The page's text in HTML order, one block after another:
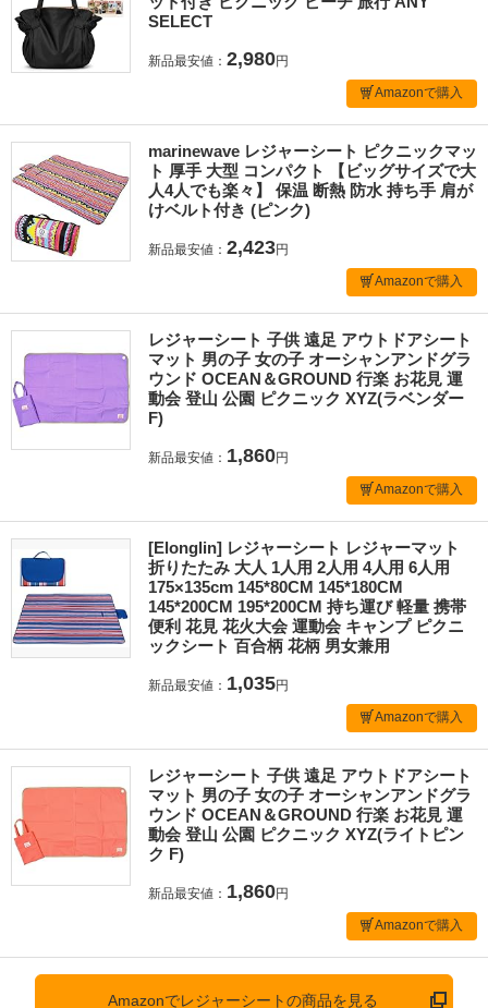
SELECT
新品最安値： 2,980円
Amazonで購入
marinewave レジャーシート ピクニックマッ
ト 厚手 大型 コンパクト 【ビッグサイズで大
人4人でも楽々】 保温 断熱 防水 持ち手 肩が
けベルト付き (ピンク)
新品最安値： 2,423円
Amazonで購入
レジャーシート 子供 遠足 アウトドアシート
マット 男の子 女の子 オーシャンアンドグラ
ウンド OCEAN＆GROUND 行楽 お花見 運
動会 登山 公園 ピクニック XYZ(ラベンダー
F)
新品最安値： 1,860円
Amazonで購入
[Elonglin] レジャーシート レジャーマット
折りたたみ 大人 1人用 2人用 4人用 6人用
175×135cm 145*80CM 145*180CM
145*200CM 195*200CM 持ち運び 軽量 携帯
便利 花見 花火大会 運動会 キャンプ ピクニ
ックシート 百合柄 花柄 男女兼用
新品最安値： 1,035円
Amazonで購入
レジャーシート 子供 遠足 アウトドアシート
マット 男の子 女の子 オーシャンアンドグラ
ウンド OCEAN＆GROUND 行楽 お花見 運
動会 登山 公園 ピクニック XYZ(ライトピン
ク F)
新品最安値： 1,860円
Amazonで購入
Amazonでレジャーシートの商品を見る